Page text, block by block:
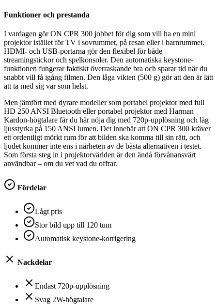
Funktioner och prestanda
I vardagen gör ON CPR 300 jobbet för dig som vill ha en mini
projektor istället för TV i sovrummet, på resan eller i barnrummet.
HDMI- och USB-portarna gör den flexibel för både
streamingstickor och spelkonsoler. Den automatiska keystone-
funktionen fungerar faktiskt överraskande bra och sparar tid när du
snabbt vill få igång filmen. Den låga vikten (500 g) gör att den är lätt
att ta med sig var som helst.
Men jämfört med dyrare modeller som portabel projektor med full
HD 250 ANSI Bluetooth eller portabel projektor med Harman
Kardon-högtalare får du här nöja dig med 720p-upplösning och låg
ljusstyrka på 150 ANSI lumen. Det innebär att ON CPR 300 kräver
ett ordentligt mörkt rum för att bilden ska komma till sin rätt, och
ljudet kommer inte ens i närheten av de bästa alternativen i testet.
Som första steg in i projektorvärlden är den ändå förvånansvärt
användbar – om du vet vad du offrar.
Fördelar
Lågt pris
Stor bild upp till 120 tum
Automatisk keystone-korrigering
Nackdelar
Endast 720p-upplösning
Svag 2W-högtalare